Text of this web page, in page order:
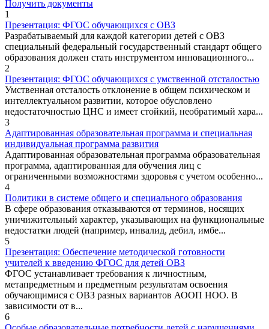
Получить документы
1
Презентация: ФГОС обучающихся с ОВЗ
Разрабатываемый для каждой категории детей с ОВЗ
специальный федеральный государственный стандарт общего
образования должен стать инструментом инновационного...
2
Презентация: ФГОС обучающихся с умственной отсталостью
Умственная отсталость отклонение в общем психическом и
интеллектуальном развитии, которое обусловлено
недостаточностью ЦНС и имеет стойкий, необратимый хара...
3
Адаптированная образовательная программа и специальная
индивидуальная программа развития
Адаптированная образовательная программа образовательная
программа, адаптированная для обучения лиц с
ограниченными возможностями здоровья с учетом особенно...
4
Политики в системе общего и специального образования
В сфере образования отказываются от терминов, носящих
уничижительный характер, указывающих на функциональные
недостатки людей (например, инвалид, дебил, имбе...
5
Презентация: Обеспечение методической готовности
учителей к введению ФГОС для детей ОВЗ
ФГОС устанавливает требования к личностным,
метапредметным и предметным результатам освоения
обучающимися с ОВЗ разных вариантов АООП НОО. В
зависимости от в...
6